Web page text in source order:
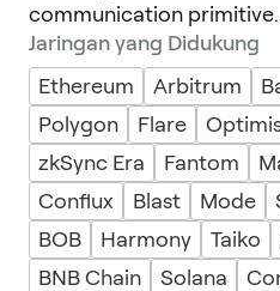
communication
Jaringan yang Didukung
Ethereum
Arbitrum
Polygon
Flare
zkSync Era
Fantom
Conflux
Blast Mode
BOB
Harmony Taiko
BNB Chain
Solana